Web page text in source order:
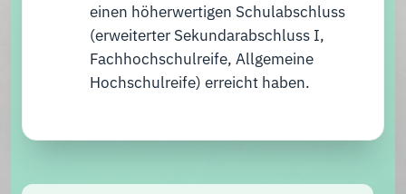
einen höherwertigen Schulabschluss
(erweiterter Sekundarabschluss I,
Fachhochschulreife, Allgemeine
Hochschulreife) erreicht haben.